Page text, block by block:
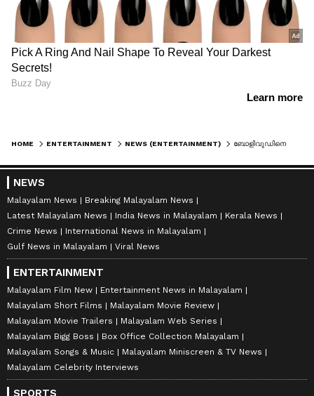
HOME ENTERTAINMENT NEWS (ENTERTAINMENT)
NEWS
Malayalam News
Breaking Malayalam News
Latest Malayalam News
India News in Malayalam
Kerala News
Crime News
International News in Malayalam
Gulf News in Malayalam
Viral News
ENTERTAINMENT
Malayalam Film New
Entertainment News in Malayalam
Malayalam Short Films
Malayalam Movie Review
Malayalam Movie Trailers
Malayalam Web Series
Malayalam Bigg Boss
Box Office Collection Malayalam
Malayalam Songs & Music
Malayalam Miniscreen & TV News
Malayalam Celebrity Interviews
SPORTS